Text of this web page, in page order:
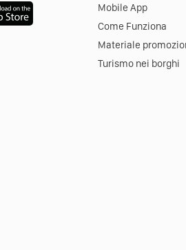
Mobile App
Come Funziona
Materiale
Turismo nei borghi